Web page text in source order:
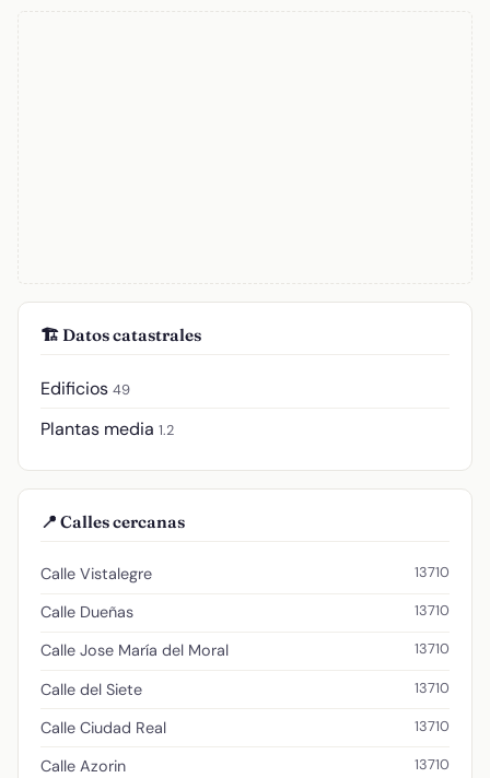
🏗️ Datos catastrales
Edificios 49
Plantas media 1.2
📍 Calles cercanas
Calle Vistalegre 13710
Calle Dueñas 13710
Calle Jose María del Moral 13710
Calle del Siete 13710
Calle Ciudad Real 13710
Calle Azorin 13710